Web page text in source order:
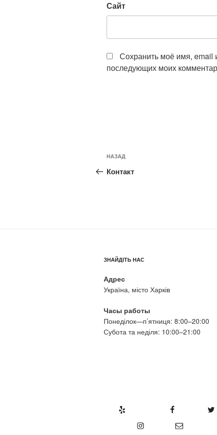
Сайт
Сохранить моё имя, email
последующих моих
Навигация
по
Предыдущая
запись:
НАЗАД
Контакт
ЗНАЙДІТЬ НАС
Адрес
Україна, місто Харків
Часы работы
Понеділок—п’ятниця: 8:00–20:00
Субота та неділя: 10:00–21:00
E-mail